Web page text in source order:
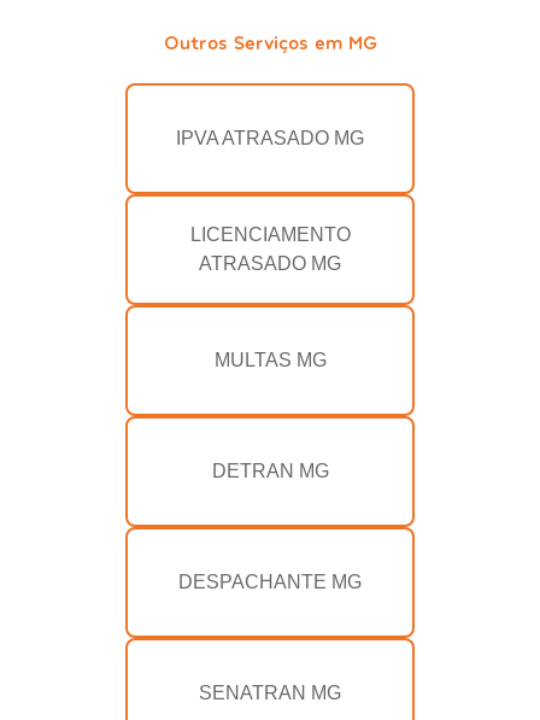
Outros Serviços em MG
IPVA ATRASADO MG
LICENCIAMENTO
ATRASADO MG
MULTAS MG
DETRAN MG
DESPACHANTE MG
SENATRAN MG